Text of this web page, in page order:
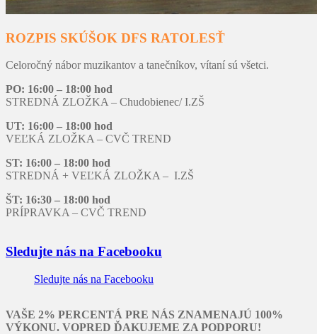
ROZPIS SKÚŠOK DFS RATOLESŤ
Celoročný nábor muzikantov a tanečníkov, vítaní sú všetci.
PO: 16:00 – 18:00 hod
STREDNÁ ZLOŽKA – Chudobienec/ I.ZŠ
UT: 16:00 – 18:00 hod
VEĽKÁ ZLOŽKA – CVČ TREND
ST: 16:00 – 18:00 hod
STREDNÁ + VEĽKÁ ZLOŽKA – I.ZŠ
ŠT: 16:30 – 18:00 hod
PRÍPRAVKA – CVČ TREND
Sledujte nás na Facebooku
Sledujte nás na Facebooku
VAŠE 2% PERCENTÁ PRE NÁS ZNAMENAJÚ 100%
VÝKONU. VOPRED ĎAKUJEME ZA PODPORU!